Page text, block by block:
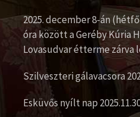
2025. december 8-án
óra között a Geréby Kúria
Lovasudvar étterme zárva
Szilveszteri gálavacsora
Esküvős nyílt nap